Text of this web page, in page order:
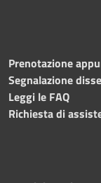
Prenotazione
Segnalazione
Leggi le FAQ
Richiesta di